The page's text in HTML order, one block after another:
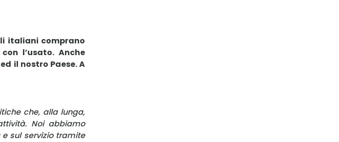
italiani comprano
l’usato. Anche
il nostro Paese. A
che, alla lunga,
Noi abbiamo
sul servizio tramite